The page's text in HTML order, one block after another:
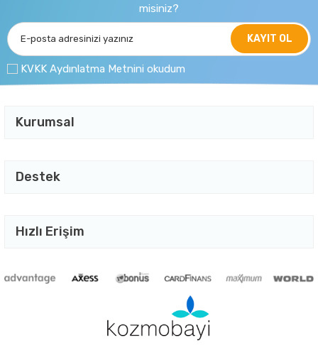
misiniz?
KAYIT OL
KVKK Aydınlatma Metnini okudum
Kurumsal
Destek
Hızlı Erişim